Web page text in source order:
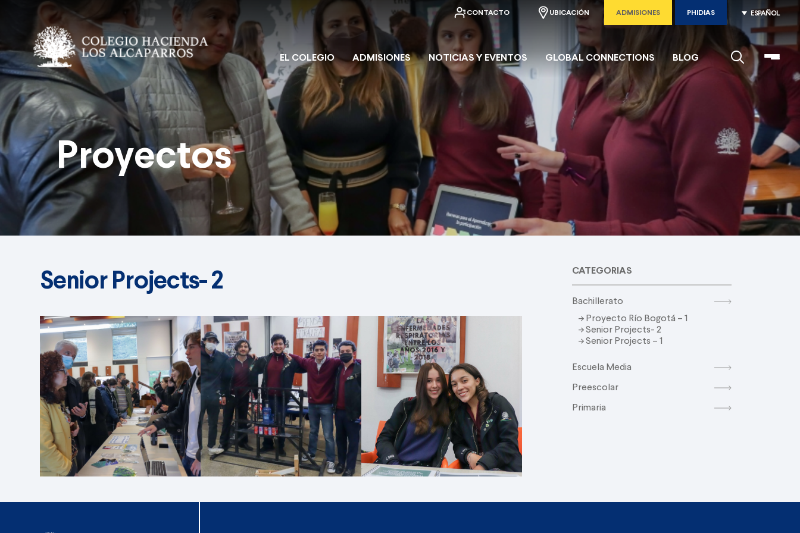
CONTACTO UBICACIÓN ADMISIONES PHIDIAS ESPAÑOL
EL COLEGIO ADMISIONES NOTICIAS Y EVENTOS GLOBAL CONNECTIONS BLOG
Proyectos
Senior Projects- 2 CATEGORIAS
Bachillerato
-> Proyecto Río Bogotá – 1
-> Senior Projects- 2
-> Senior Projects – 1
Escuela Media
Preescolar
Primaria